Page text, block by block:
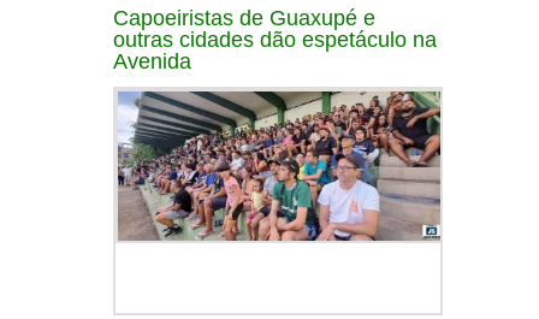
Capoeiristas de Guaxupé e
outras cidades dão espetáculo na
Avenida